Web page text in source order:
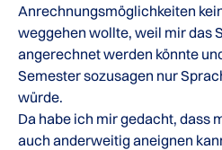
Anrechnungsmöglichkeiten
weggehen wollte, weil mir das
angerechnet werden könnte
Semester sozusagen nur
würde.
Da habe ich mir gedacht, dass
auch anderweitig aneignen